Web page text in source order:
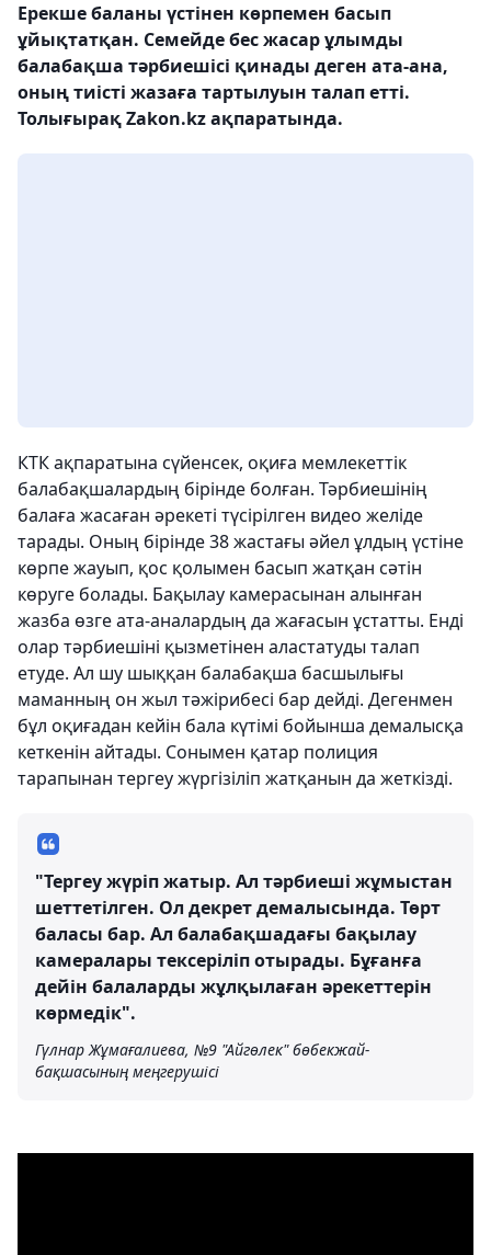
Ерекше баланы үстінен көрпемен басып
ұйықтатқан. Семейде бес жасар ұлымды
балабақша тәрбиешісі қинады деген ата-ана,
оның тиісті жазаға тартылуын талап етті.
Толығырақ Zakon.kz ақпаратында.
КТК ақпаратына сүйенсек, оқиға мемлекеттік
балабақшалардың бірінде болған. Тәрбиешінің
балаға жасаған әрекеті түсірілген видео желіде
тарады. Оның бірінде 38 жастағы әйел ұлдың үстіне
көрпе жауып, қос қолымен басып жатқан сәтін
көруге болады. Бақылау камерасынан алынған
жазба өзге ата-аналардың да жағасын ұстатты. Енді
олар тәрбиешіні қызметінен аластатуды талап
етуде. Ал шу шыққан балабақша басшылығы
маманның он жыл тәжірибесі бар дейді. Дегенмен
бұл оқиғадан кейін бала күтімі бойынша демалысқа
кеткенін айтады. Сонымен қатар полиция
тарапынан тергеу жүргізіліп жатқанын да жеткізді.
"Тергеу жүріп жатыр. Ал тәрбиеші жұмыстан
шеттетілген. Ол декрет демалысында. Төрт
баласы бар. Ал балабақшадағы бақылау
камералары тексеріліп отырады. Бұғанға
дейін балаларды жұлқылаған әрекеттерін
көрмедік".
Гүлнар Жұмағалиева, №9 "Айгөлек" бөбекжай-
бақшасының меңгерушісі